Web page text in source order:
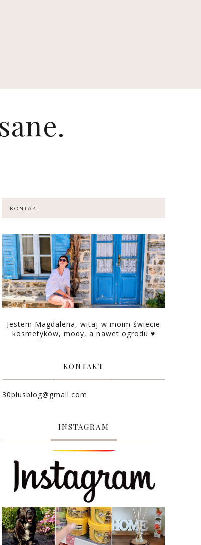
KONTAKT
Jestem Magdalena, witaj w moim świecie
kosmetyków, mody, a nawet ogrodu ♥
KONTAKT
30plusblog@gmail.com
INSTAGRAM